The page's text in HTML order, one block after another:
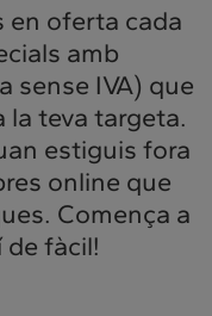
en oferta cada
amb
sense IVA) que
la teva targeta.
estiguis fora
online que
Comença a
de fàcil!